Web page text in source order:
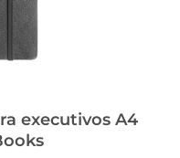
executivos A4